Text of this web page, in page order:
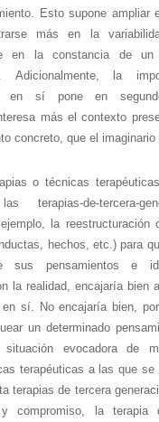
Esto supone ampliar
más en la
en la constancia de un
Adicionalmente, la
en sí pone en
más el contexto
concreto, que el
o técnicas
terapias-de-tercera-
la reestructuración
hechos, etc.) para
sus pensamientos e
la realidad, encajaría bien
en sí. No encajaría bien,
un determinado
evocadora de
terapéuticas a las que se
terapias de tercera
compromiso, la terapia